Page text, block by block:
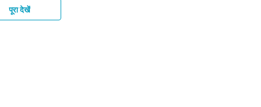
पूरा देखें